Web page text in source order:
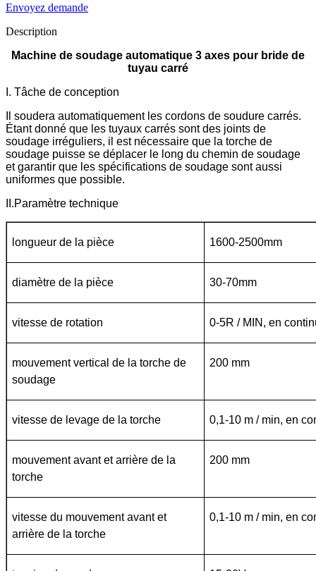
Envoyez demande
Description
Machine de soudage automatique 3 axes pour bride de
tuyau carré
I. Tâche de conception
Il soudera automatiquement les cordons de soudure carrés.
Étant donné que les tuyaux carrés sont des joints de
soudage irréguliers, il est nécessaire que la torche de
soudage puisse se déplacer le long du chemin de soudage
et garantir que les spécifications de soudage sont aussi
uniformes que possible.
II.Paramètre technique
longueur de la pièce 1600-2500mm
diamètre de la pièce 30-70mm
vitesse de rotation 0-5R / MIN, en
mouvement vertical de la torche de
soudage
200 mm
vitesse de levage de la torche 0,1-10 m / min, en
mouvement avant et arrière de la
torche
200 mm
vitesse du mouvement avant et
arrière de la torche
0,1-10 m / min, en